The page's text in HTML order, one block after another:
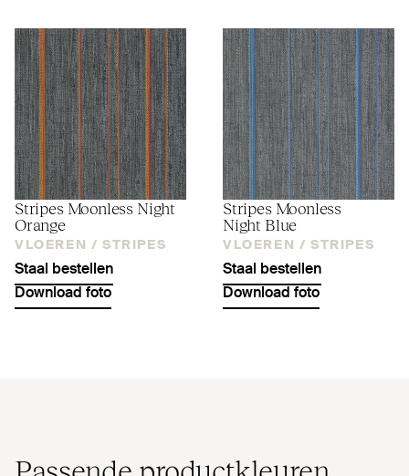
Stripes Moonless Night
Orange
VLOEREN / STRIPES
Staal bestellen
Download foto
Stripes Moonless
Night Blue
VLOEREN / STRIPES
Staal bestellen
Download foto